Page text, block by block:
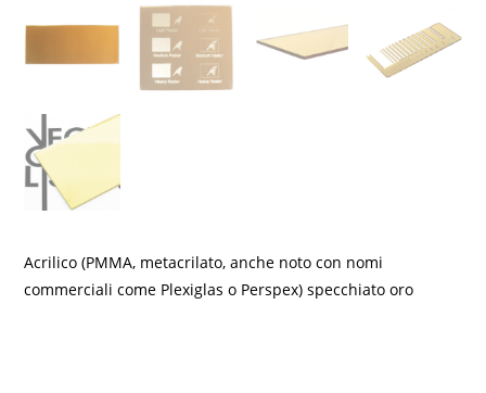
Acrilico (PMMA, metacrilato, anche noto con nomi
commerciali come Plexiglas o Perspex) specchiato oro